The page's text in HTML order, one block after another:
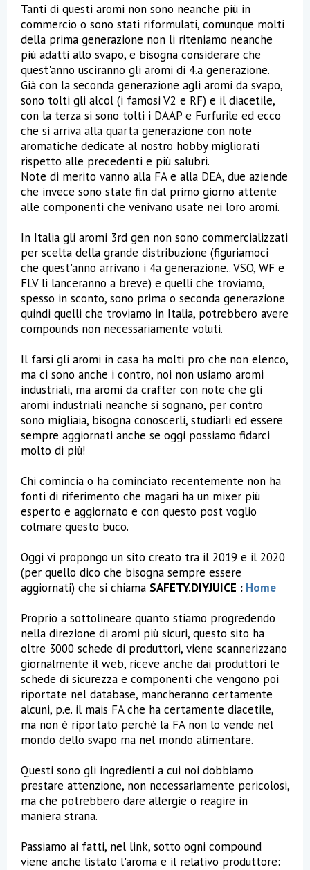
Tanti di questi aromi non sono neanche più in
commercio o sono stati riformulati, comunque molti
della prima generazione non li riteniamo neanche
più adatti allo svapo, e bisogna considerare che
quest'anno usciranno gli aromi di 4.a generazione.
Già con la seconda generazione agli aromi da svapo,
sono tolti gli alcol (i famosi V2 e RF) e il diacetile,
con la terza si sono tolti i DAAP e Furfurile ed ecco
che si arriva alla quarta generazione con note
aromatiche dedicate al nostro hobby migliorati
rispetto alle precedenti e più salubri.
Note di merito vanno alla FA e alla DEA, due aziende
che invece sono state fin dal primo giorno attente
alle componenti che venivano usate nei loro aromi.
In Italia gli aromi 3rd gen non sono commercializzati
per scelta della grande distribuzione (figuriamoci
che quest'anno arrivano i 4a generazione.. VSO, WF e
FLV li lanceranno a breve) e quelli che troviamo,
spesso in sconto, sono prima o seconda generazione
quindi quelli che troviamo in Italia, potrebbero avere
compounds non necessariamente voluti.
Il farsi gli aromi in casa ha molti pro che non elenco,
ma ci sono anche i contro, noi non usiamo aromi
industriali, ma aromi da crafter con note che gli
aromi industriali neanche si sognano, per contro
sono migliaia, bisogna conoscerli, studiarli ed essere
sempre aggiornati anche se oggi possiamo fidarci
molto di più!
Chi comincia o ha cominciato recentemente non ha
fonti di riferimento che magari ha un mixer più
esperto e aggiornato e con questo post voglio
colmare questo buco.
Oggi vi propongo un sito creato tra il 2019 e il 2020
(per quello dico che bisogna sempre essere
aggiornati) che si chiama SAFETY.DIYJUICE : Home
Proprio a sottolineare quanto stiamo progredendo
nella direzione di aromi più sicuri, questo sito ha
oltre 3000 schede di produttori, viene scannerizzano
giornalmente il web, riceve anche dai produttori le
schede di sicurezza e componenti che vengono poi
riportate nel database, mancheranno certamente
alcuni, p.e. il mais FA che ha certamente diacetile,
ma non è riportato perché la FA non lo vende nel
mondo dello svapo ma nel mondo alimentare.
Questi sono gli ingredienti a cui noi dobbiamo
prestare attenzione, non necessariamente pericolosi,
ma che potrebbero dare allergie o reagire in
maniera strana.
Passiamo ai fatti, nel link, sotto ogni compound
viene anche listato l'aroma e il relativo produttore: